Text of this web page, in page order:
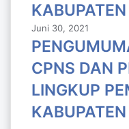
Juni 30, 2021
CPNS DAN
LINGKUP